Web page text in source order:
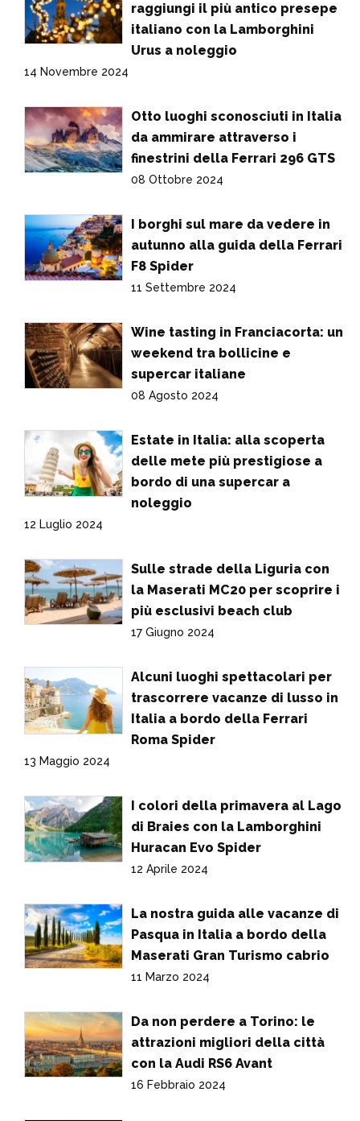
raggiungi il più antico presepe
italiano con la Lamborghini
Urus a noleggio
14 Novembre 2024
Otto luoghi sconosciuti in Italia
da ammirare attraverso i
finestrini della Ferrari 296 GTS
08 Ottobre 2024
I borghi sul mare da vedere in
autunno alla guida della Ferrari
F8 Spider
11 Settembre 2024
Wine tasting in Franciacorta: un
weekend tra bollicine e
supercar italiane
08 Agosto 2024
Estate in Italia: alla scoperta
delle mete più prestigiose a
bordo di una supercar a
noleggio
12 Luglio 2024
Sulle strade della Liguria con
la Maserati MC20 per scoprire i
più esclusivi beach club
17 Giugno 2024
Alcuni luoghi spettacolari per
trascorrere vacanze di lusso in
Italia a bordo della Ferrari
Roma Spider
13 Maggio 2024
I colori della primavera al Lago
di Braies con la Lamborghini
Huracan Evo Spider
12 Aprile 2024
La nostra guida alle vacanze di
Pasqua in Italia a bordo della
Maserati Gran Turismo cabrio
11 Marzo 2024
Da non perdere a Torino: le
attrazioni migliori della città
con la Audi RS6 Avant
16 Febbraio 2024